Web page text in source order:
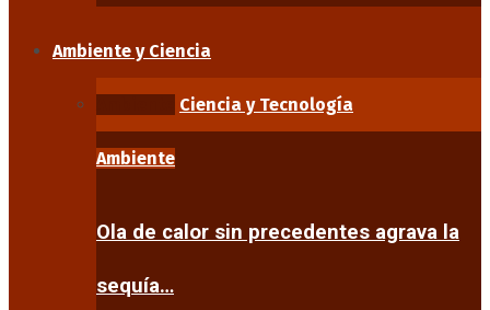
Ambiente y Ciencia
Ciencia y Tecnología
Ambiente
Ola de calor sin precedentes agrava la
sequía…